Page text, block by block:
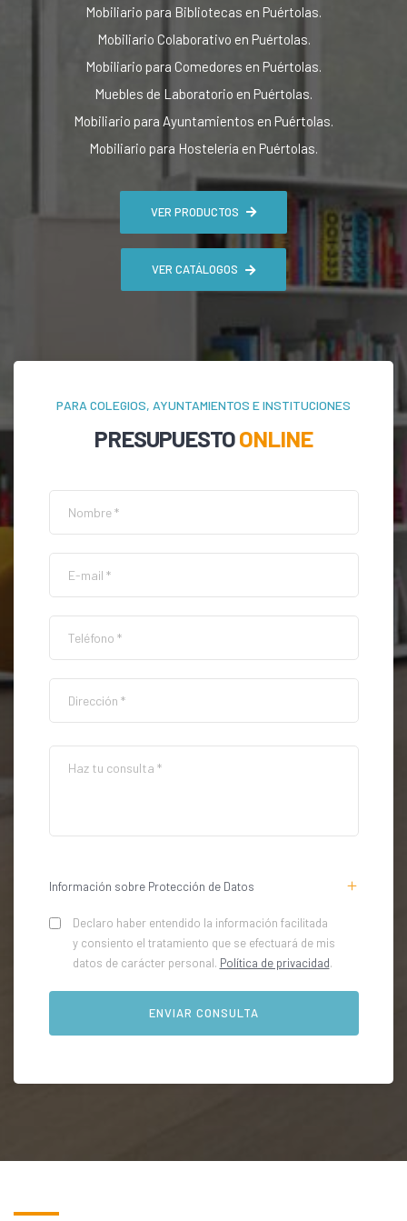
Mobiliario para Bibliotecas en Puértolas.
Mobiliario Colaborativo en Puértolas.
Mobiliario para Comedores en Puértolas.
Muebles de Laboratorio en Puértolas.
Mobiliario para Ayuntamientos en Puértolas.
Mobiliario para Hostelería en Puértolas.
VER PRODUCTOS
VER CATÁLOGOS
PARA COLEGIOS, AYUNTAMIENTOS E INSTITUCIONES
PRESUPUESTOONLINE
Información sobre Protección de Datos
Declaro haber entendido la información facilitada
y consiento el tratamiento que se efectuará de mis
datos de carácter personal. Política de privacidad.